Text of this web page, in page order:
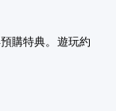
購特典。遊玩約